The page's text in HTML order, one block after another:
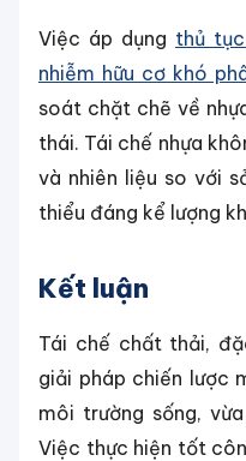
Việc áp dụng thủ
nhiễm hữu cơ khó
soát chặt chẽ về
thái. Tái chế nhựa
và nhiên liệu so với
thiểu đáng kể lượng
Kết luận
Tái chế chất thải,
giải pháp chiến lược
môi trường sống,
Việc thực hiện tốt